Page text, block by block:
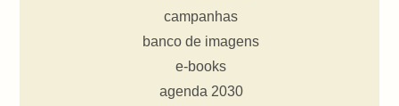
campanhas
banco de imagens
e-books
agenda 2030